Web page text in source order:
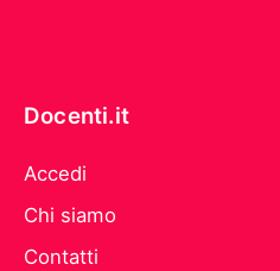
Docenti.it
Accedi
Chi siamo
Contatti